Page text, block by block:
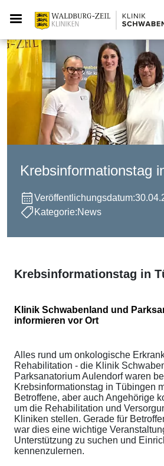
Krebsinformationstag
Veröffentlichungsdatum:
Kategorie:News
Krebsinformationstag in
Klinik Schwabenland und
informieren vor Ort
Alles rund um onkologische
Rehabilitation - die Klinik
Parksanatorium Aulendorf waren
Krebsinformationstag in Tübingen
Betroffene, aber auch Angehörige
um die Rehabilitation und
Kliniken stellen. Gerade für
war dies eine wichtige
Unterstützung zu suchen und
kennenzulernen.